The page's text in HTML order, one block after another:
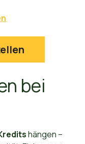
bei
hängen –